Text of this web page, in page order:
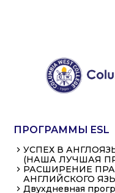
ПРОГРАММЫ ESL
УСПЕХ В
(НАША ЛУЧШАЯ
РАСШИРЕНИЕ
АНГЛИЙСКОГО
Двухдневная